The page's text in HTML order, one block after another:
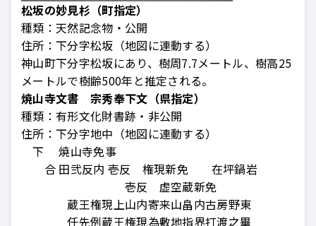
松坂の妙見杉（町指定）
種類： 天然記念物・公開
住所： 下分字松坂（地図に連動する）
神山町下分字松坂にあり、樹周7.7メートル、樹高25
メートルで樹齢500年と推定される。
焼山寺文書 宗秀奉下文（県指定）
種類： 有形文化財書跡・非公開
住所： 下分字地中（地図に連動する）
下 焼山寺免事
合 田弐反内 壱反 権現新免 在坪鍋岩
壱反 虚空蔵新免
蔵王権現上山内寄来山畠内古房野東
任先例蔵王権現為敷地指界打渡之畢